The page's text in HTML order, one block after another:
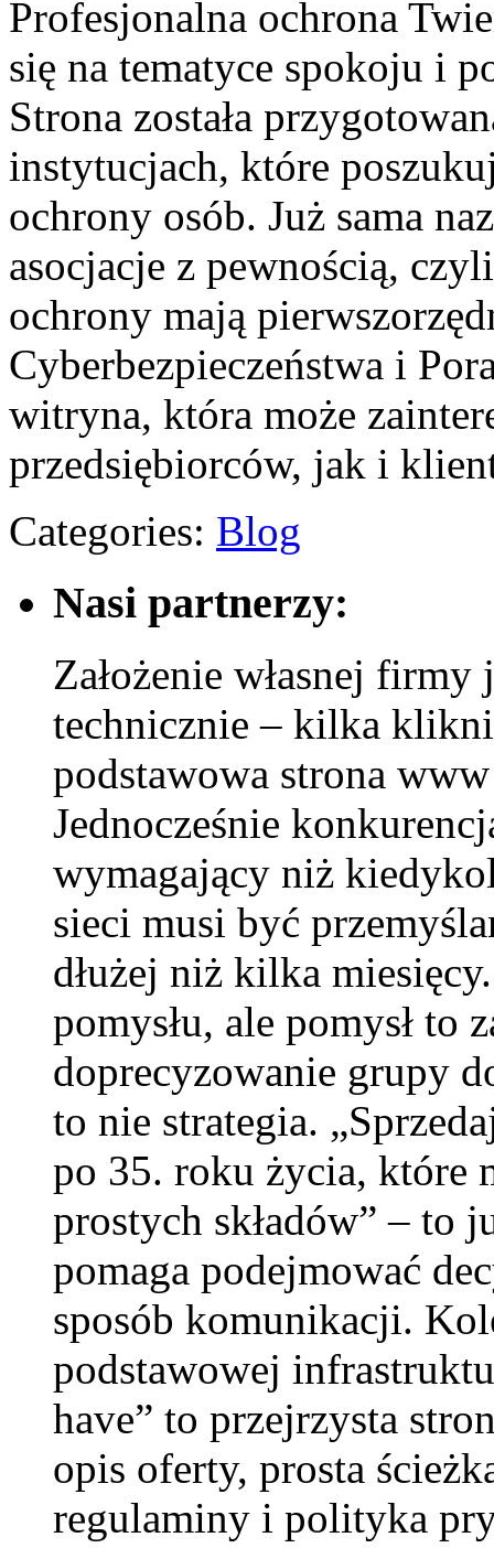
Profesjonalna ochrona
się na tematyce spokoju i
Strona została
instytucjach, które
ochrony osób. Już sama
asocjacje z pewnością,
ochrony mają
Cyberbezpieczeństwa i
witryna, która może
przedsiębiorców, jak i
Categories: Blog
Nasi partnerzy:
Założenie własnej
technicznie – kilka
podstawowa strona
Jednocześnie
wymagający niż
sieci musi być
dłużej niż kilka
pomysłu, ale pomysł to
doprecyzowanie grupy
to nie strategia.
po 35. roku życia, które
prostych składów” – to
pomaga podejmować
sposób komunikacji.
podstawowej
have” to przejrzysta
opis oferty, prosta
regulaminy i polityka